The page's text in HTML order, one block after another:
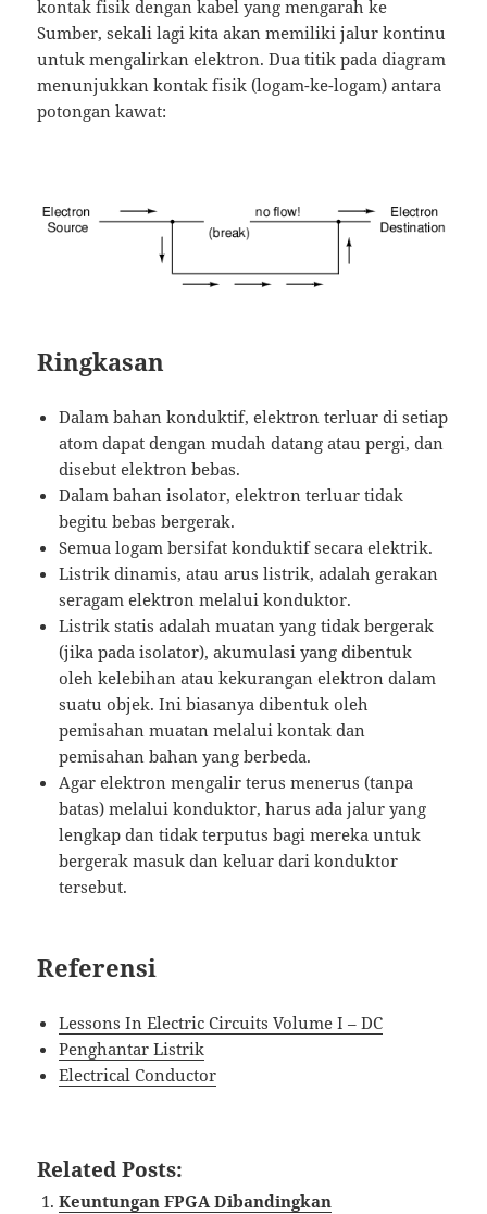
kontak fisik dengan kabel yang mengarah ke
Sumber, sekali lagi kita akan memiliki jalur kontinu
untuk mengalirkan elektron. Dua titik pada diagram
menunjukkan kontak fisik (logam-ke-logam) antara
potongan kawat:
Ringkasan
Dalam bahan konduktif, elektron terluar di setiap
atom dapat dengan mudah datang atau pergi, dan
disebut elektron bebas.
Dalam bahan isolator, elektron terluar tidak
begitu bebas bergerak.
Semua logam bersifat konduktif secara elektrik.
Listrik dinamis, atau arus listrik, adalah gerakan
seragam elektron melalui konduktor.
Listrik statis adalah muatan yang tidak bergerak
(jika pada isolator), akumulasi yang dibentuk
oleh kelebihan atau kekurangan elektron dalam
suatu objek. Ini biasanya dibentuk oleh
pemisahan muatan melalui kontak dan
pemisahan bahan yang berbeda.
Agar elektron mengalir terus menerus (tanpa
batas) melalui konduktor, harus ada jalur yang
lengkap dan tidak terputus bagi mereka untuk
bergerak masuk dan keluar dari konduktor
tersebut.
Referensi
Lessons In Electric Circuits Volume I – DC
Penghantar Listrik
Electrical Conductor
Related Posts:
Keuntungan FPGA Dibandingkan